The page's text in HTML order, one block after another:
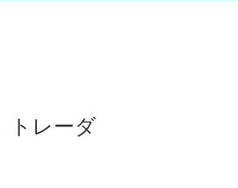
トレーダ